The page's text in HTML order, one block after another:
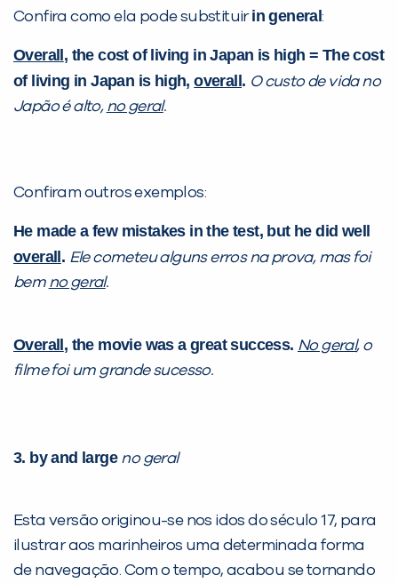
Confira como ela pode substituirin general:
Overall, the cost of living in Japan is high = The cost
of living in Japan is high,overall. O custo de vida no
Japão é alto, no geral.
Confiram outros exemplos:
He made a few mistakes in the test, but he did well
overall. Ele cometeu alguns erros na prova, mas foi
bem no geral.
Overall, the movie was a great success. No geral, o
filme foi um grande sucesso.
3. by and large no geral
Esta versão originou-se nos idos do século 17, para
ilustrar aos marinheiros uma determinada forma
de navegação. Com o tempo, acabou se tornando